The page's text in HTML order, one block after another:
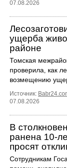
07.08.2026
ущерба
районе
Томская
проверила, как
возмещению
Источник:
07.08.2026
В
ранена 10-
просят
Сотрудникам